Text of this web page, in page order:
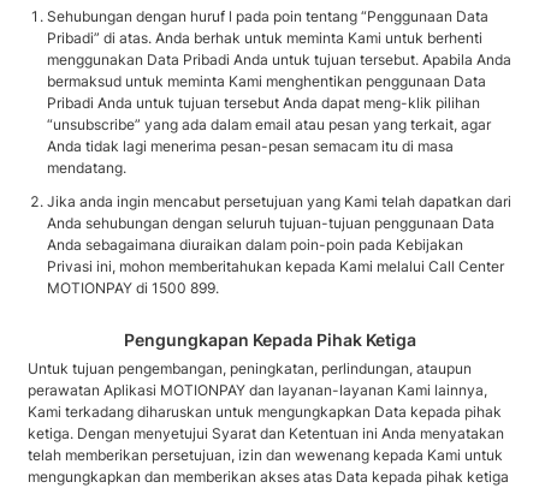
Sehubungan dengan huruf l pada poin tentang “Penggunaan Data
Pribadi” di atas. Anda berhak untuk meminta Kami untuk berhenti
menggunakan Data Pribadi Anda untuk tujuan tersebut. Apabila Anda
bermaksud untuk meminta Kami menghentikan penggunaan Data
Pribadi Anda untuk tujuan tersebut Anda dapat meng-klik pilihan
“unsubscribe” yang ada dalam email atau pesan yang terkait, agar
Anda tidak lagi menerima pesan-pesan semacam itu di masa
mendatang.
Jika anda ingin mencabut persetujuan yang Kami telah dapatkan dari
Anda sehubungan dengan seluruh tujuan-tujuan penggunaan Data
Anda sebagaimana diuraikan dalam poin-poin pada Kebijakan
Privasi ini, mohon memberitahukan kepada Kami melalui Call Center
MOTIONPAY di 1500 899.
Pengungkapan Kepada Pihak Ketiga
Untuk tujuan pengembangan, peningkatan, perlindungan, ataupun
perawatan Aplikasi MOTIONPAY dan layanan-layanan Kami lainnya,
Kami terkadang diharuskan untuk mengungkapkan Data kepada pihak
ketiga. Dengan menyetujui Syarat dan Ketentuan ini Anda menyatakan
telah memberikan persetujuan, izin dan wewenang kepada Kami untuk
mengungkapkan dan memberikan akses atas Data kepada pihak ketiga